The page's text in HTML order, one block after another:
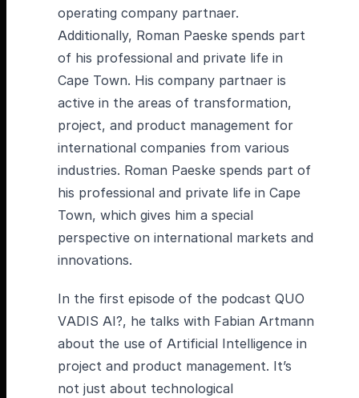
operating company partnaer.
Additionally, Roman Paeske spends part
of his professional and private life in
Cape Town. His company partnaer is
active in the areas of transformation,
project, and product management for
international companies from various
industries. Roman Paeske spends part of
his professional and private life in Cape
Town, which gives him a special
perspective on international markets and
innovations.
In the first episode of the podcast QUO
VADIS AI?, he talks with Fabian Artmann
about the use of Artificial Intelligence in
project and product management. It’s
not just about technological